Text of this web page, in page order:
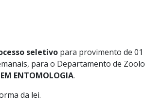
seletivo para provimento de 01
para o Departamento de
ENTOMOLOGIA.
da lei.